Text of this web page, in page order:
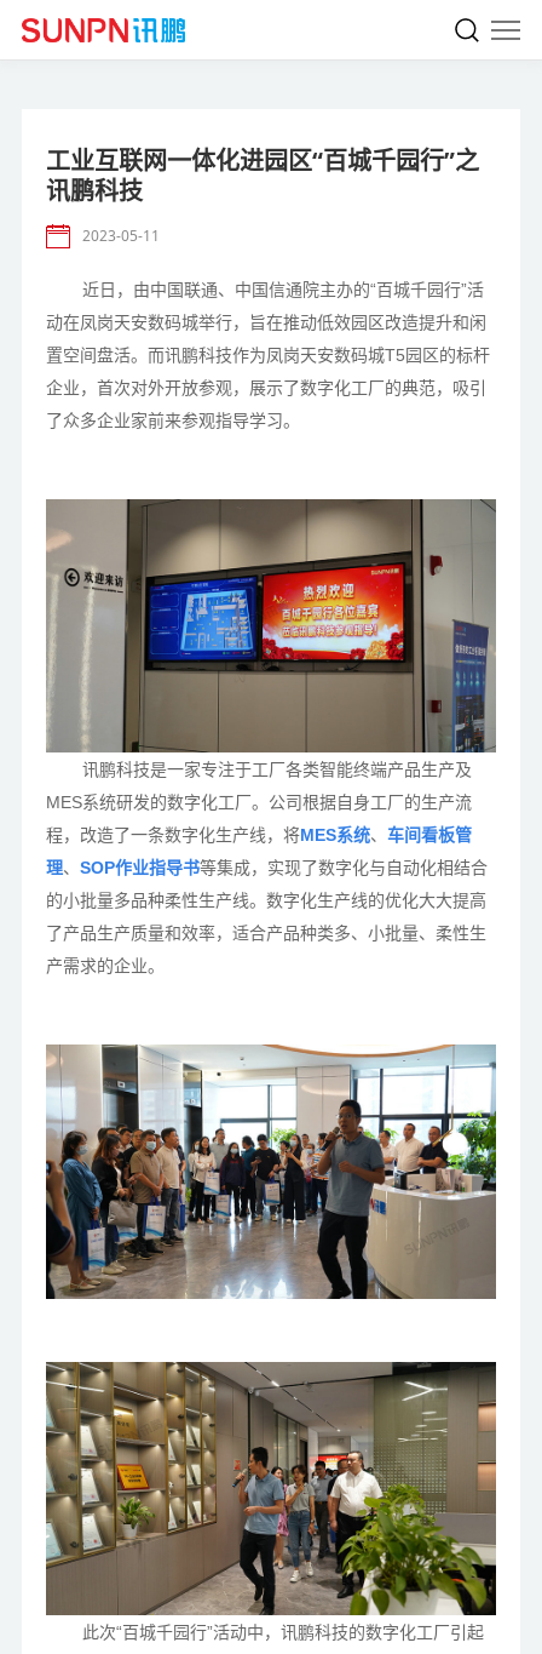
工业互联网一体化进园区“百城千园行”之
讯鹏科技
2023-05-11
近日，由中国联通、中国信通院主办的“百城千园行”活
动在凤岗天安数码城举行，旨在推动低效园区改造提升和闲
置空间盘活。而讯鹏科技作为凤岗天安数码城T5园区的标杆
企业，首次对外开放参观，展示了数字化工厂的典范，吸引
了众多企业家前来参观指导学习。
讯鹏科技是一家专注于工厂各类智能终端产品生产及
MES系统研发的数字化工厂。公司根据自身工厂的生产流
程，改造了一条数字化生产线，将MES系统、 车间看板管
理、 SOP作业指导书等集成，实现了数字化与自动化相结合
的小批量多品种柔性生产线。数字化生产线的优化大大提高
了产品生产质量和效率，适合产品种类多、小批量、柔性生
产需求的企业。
此次“百城千园行”活动中，讯鹏科技的数字化工厂引起